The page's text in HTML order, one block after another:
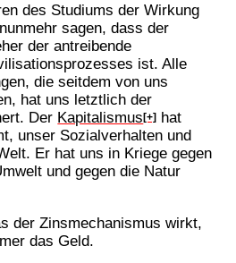
des Studiums der Wirkung
sagen, dass der
der antreibende
ist. Alle
die seitdem von uns
hat uns letztlich der
Der Kapitalismus[+] hat
unser Sozialverhalten und
Er hat uns in Kriege gegen
und gegen die Natur
der Zinsmechanismus wirkt,
das Geld.